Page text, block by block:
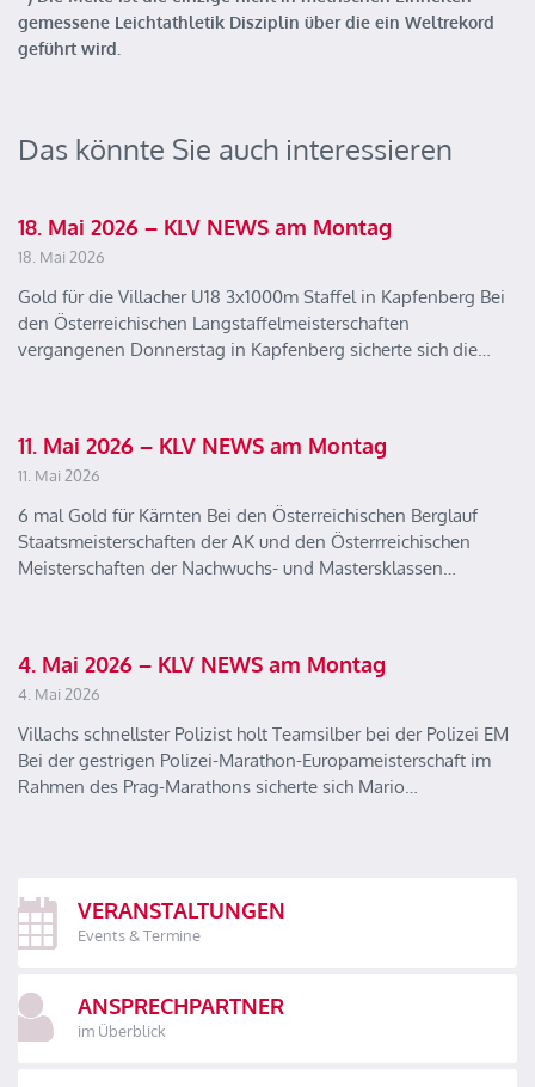
gemessene Leichtathletik Disziplin über die ein Weltrekord
geführt wird.
Das könnte Sie auch interessieren
18. Mai 2026 – KLV NEWS am Montag
18. Mai 2026
Gold für die Villacher U18 3x1000m Staffel in Kapfenberg Bei
den Österreichischen Langstaffelmeisterschaften
vergangenen Donnerstag in Kapfenberg sicherte sich die…
11. Mai 2026 – KLV NEWS am Montag
11. Mai 2026
6 mal Gold für Kärnten Bei den Österreichischen Berglauf
Staatsmeisterschaften der AK und den Österrreichischen
Meisterschaften der Nachwuchs- und Mastersklassen…
4. Mai 2026 – KLV NEWS am Montag
4. Mai 2026
Villachs schnellster Polizist holt Teamsilber bei der Polizei EM
Bei der gestrigen Polizei-Marathon-Europameisterschaft im
Rahmen des Prag-Marathons sicherte sich Mario…
VERANSTALTUNGEN
Events & Termine
ANSPRECHPARTNER
im Überblick